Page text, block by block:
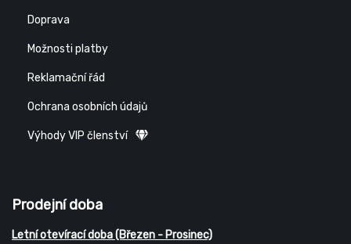
Doprava
Možnosti platby
Reklamační řád
Ochrana osobních údajů
Výhody VIP členství
Prodejní doba
Letní otevírací doba (Březen - Prosinec)